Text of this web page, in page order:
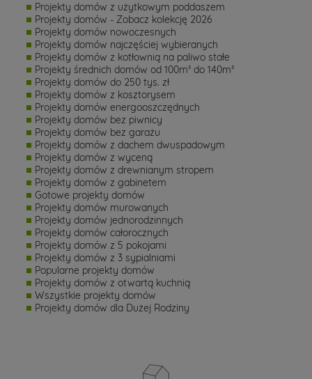
Projekty domów z użytkowym poddaszem
Projekty domów - Zobacz kolekcję 2026
Projekty domów nowoczesnych
Projekty domów najczęściej wybieranych
Projekty domów z kotłownią na paliwo stałe
Projekty średnich domów od 100m² do 140m²
Projekty domów do 250 tys. zł
Projekty domów z kosztorysem
Projekty domów energooszczędnych
Projekty domów bez piwnicy
Projekty domów bez garażu
Projekty domów z dachem dwuspadowym
Projekty domów z wyceną
Projekty domów z drewnianym stropem
Projekty domów z gabinetem
Gotowe projekty domów
Projekty domów murowanych
Projekty domów jednorodzinnych
Projekty domów całorocznych
Projekty domów z 5 pokojami
Projekty domów z 3 sypialniami
Popularne projekty domów
Projekty domów z otwartą kuchnią
Wszystkie projekty domów
Projekty domów dla Dużej Rodziny